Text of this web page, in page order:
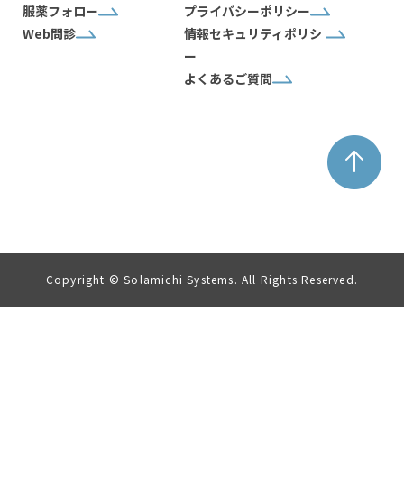
服薬フォロー
Web問診
プライバシーポリシー
情報セキュリティポリシ
ー
よくあるご質問
Copyright © Solamichi Systems. All Rights Reserved.